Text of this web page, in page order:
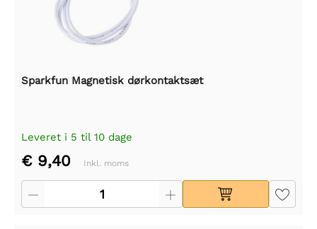
Sparkfun Magnetisk dørkontaktsæt
Leveret i 5 til 10 dage
€ 9,40 Inkl. moms